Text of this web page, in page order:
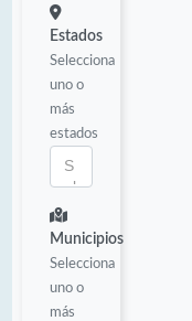
Estados
Selecciona
uno o
más
estados
Municipios
Selecciona
uno o
más